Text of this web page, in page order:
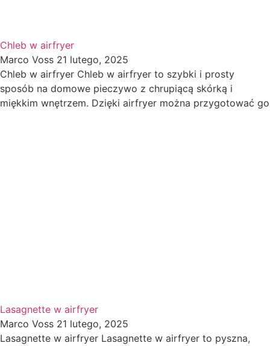
Chleb w airfryer
Marco Voss 21 lutego, 2025
Chleb w airfryer Chleb w airfryer to szybki i prosty
sposób na domowe pieczywo z chrupiącą skórką i
miękkim wnętrzem. Dzięki airfryer można przygotować go
Lasagnette w airfryer
Marco Voss 21 lutego, 2025
Lasagnette w airfryer Lasagnette w airfryer to pyszna,